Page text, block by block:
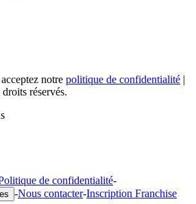
notre politique de confidentialité |
réservés.
de confidentialité-
-Nous contacter-Inscription Franchise